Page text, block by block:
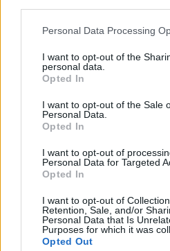
Personal Data Processing
I want to opt-out of the
personal data.
Opted In
I want to opt-out of the Sale
Personal Data.
Opted In
I want to opt-out of
Personal Data for Targeted
Opted In
I want to opt-out of
Retention, Sale, and/or
Personal Data that Is
Purposes for which it was
Opted Out
A keresett cikk a
tartozik, melynek olvasása
Az előfizetés a következőket
Kötéslisták: BÉT elmúlt 2
kötéslistái
MÁR ELŐFIZETŐNK VAGY?